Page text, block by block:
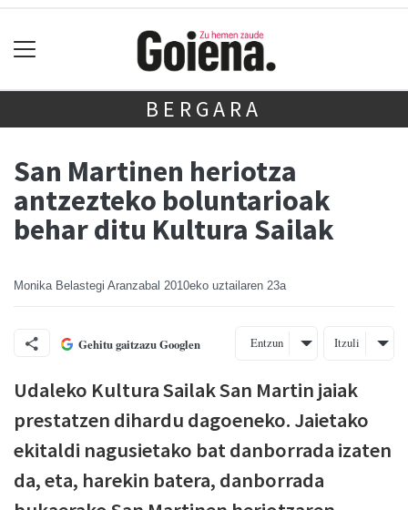
BERGARA
San Martinen heriotza
antzezteko boluntarioak
behar ditu Kultura Sailak
Monika Belastegi Aranzabal 2010eko uztailaren 23a
Gehitu gaitzazu Googlen Entzun Itzuli
Udaleko Kultura Sailak San Martin jaiak
prestatzen dihardu dagoeneko. Jaietako
ekitaldi nagusietako bat danborrada izaten
da, eta, harekin batera, danborrada